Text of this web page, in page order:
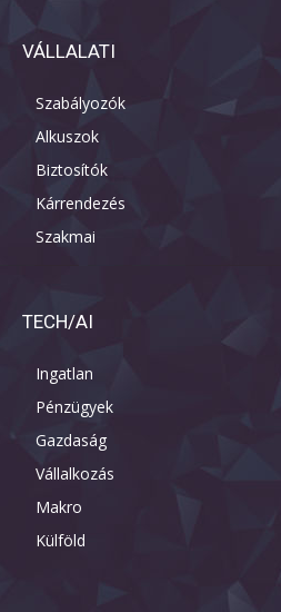
VÁLLALATI
Szabályozók
Alkuszok
Biztosítók
Kárrendezés
Szakmai
TECH/AI
Ingatlan
Pénzügyek
Gazdaság
Vállalkozás
Makro
Külföld